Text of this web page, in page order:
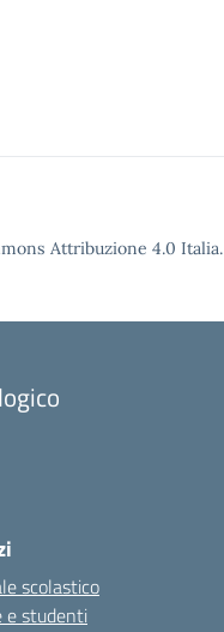
Attribuzione 4.0 Italia.
scolastico
e studenti